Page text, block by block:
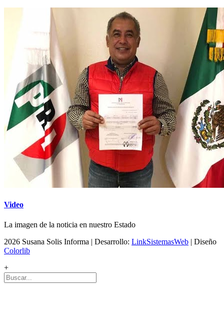
Video
La imagen de la noticia en nuestro Estado
2026 Susana Solis Informa | Desarrollo: LinkSistemasWeb | Diseño
Colorlib
+